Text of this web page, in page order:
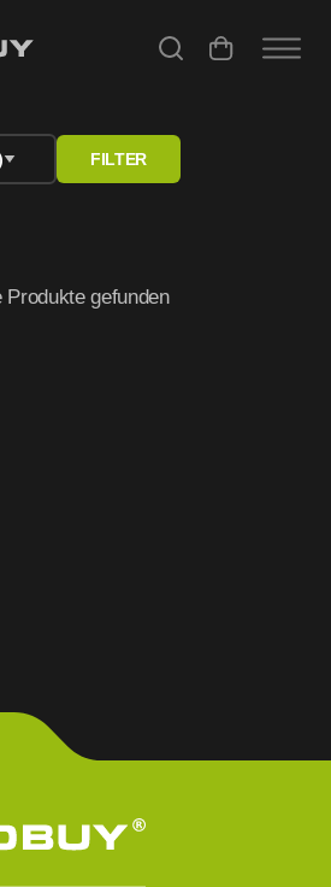
FILTER
Produkte gefunden